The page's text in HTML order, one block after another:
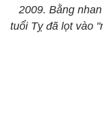
2009. Bằng
tuổi Tỵ đã lọt vào